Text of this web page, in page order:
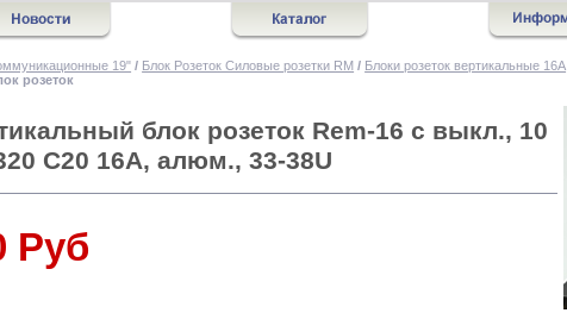
19" / Блок Розеток Силовые розетки RM / Блоки розеток вертикальные 16А
розеток
блок розеток Rem-16 с выкл., 10
C20 16A, алюм., 33-38U
Руб